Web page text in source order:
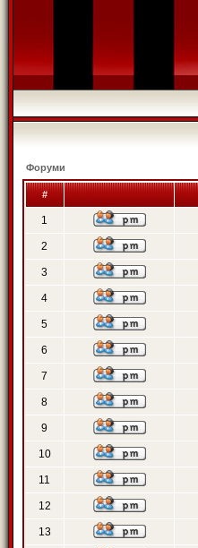
Форуми
#
1
2
3
4
5
6
7
8
9
10
11
12
13